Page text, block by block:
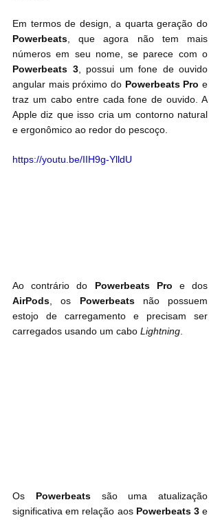
Powerbeats, que agora não tem mais
Powerbeats 3, possui um fone de ouvido
angular mais próximo do Powerbeats Pro e
traz um cabo entre cada fone de ouvido. A
Apple diz que isso cria um contorno natural
e ergonômico ao redor do pescoço.
https://youtu.be/IIH9g-YlldU
Ao contrário do
AirPods , os Powerbeats não possuem
estojo de carregamento e precisam ser
carregados usando um cabo Lightning
Os Powerbeats são uma atualização
significativa em relação aos Powerbeats 3 e